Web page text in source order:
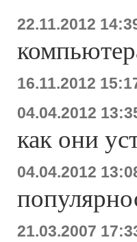
22.11.2012
16.11.2012
04.04.2012
как они
04.04.2012
21.03.2007